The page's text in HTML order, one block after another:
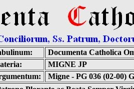
Documenta Catholica
MIGNE JP
Migne - PG 036 (02-00)